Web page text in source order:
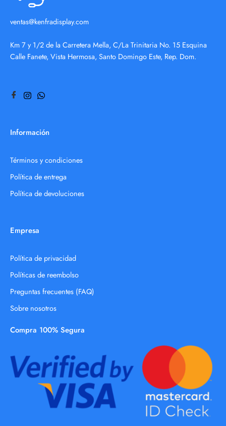
ventas@kenfradisplay.com
Km 7 y 1/2 de la Carretera Mella, C/La Trinitaria No. 15 Esquina
Calle Fanete, Vista Hermosa, Santo Domingo Este, Rep. Dom.
Información
Términos y condiciones
Política de entrega
Política de devoluciones
Empresa
Política de privacidad
Políticas de reembolso
Preguntas frecuentes (FAQ)
Sobre nosotros
Compra 100% Segura